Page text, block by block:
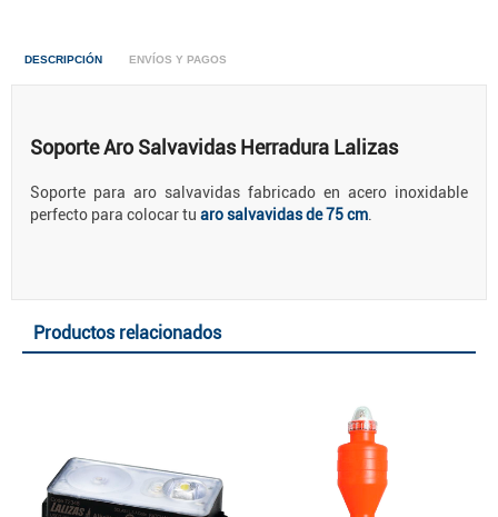
DESCRIPCIÓN ENVÍOS Y PAGOS
Soporte Aro Salvavidas Herradura Lalizas
Soporte para aro salvavidas fabricado en acero inoxidable
perfecto para colocar tu aro salvavidas de 75 cm
Productos relacionados